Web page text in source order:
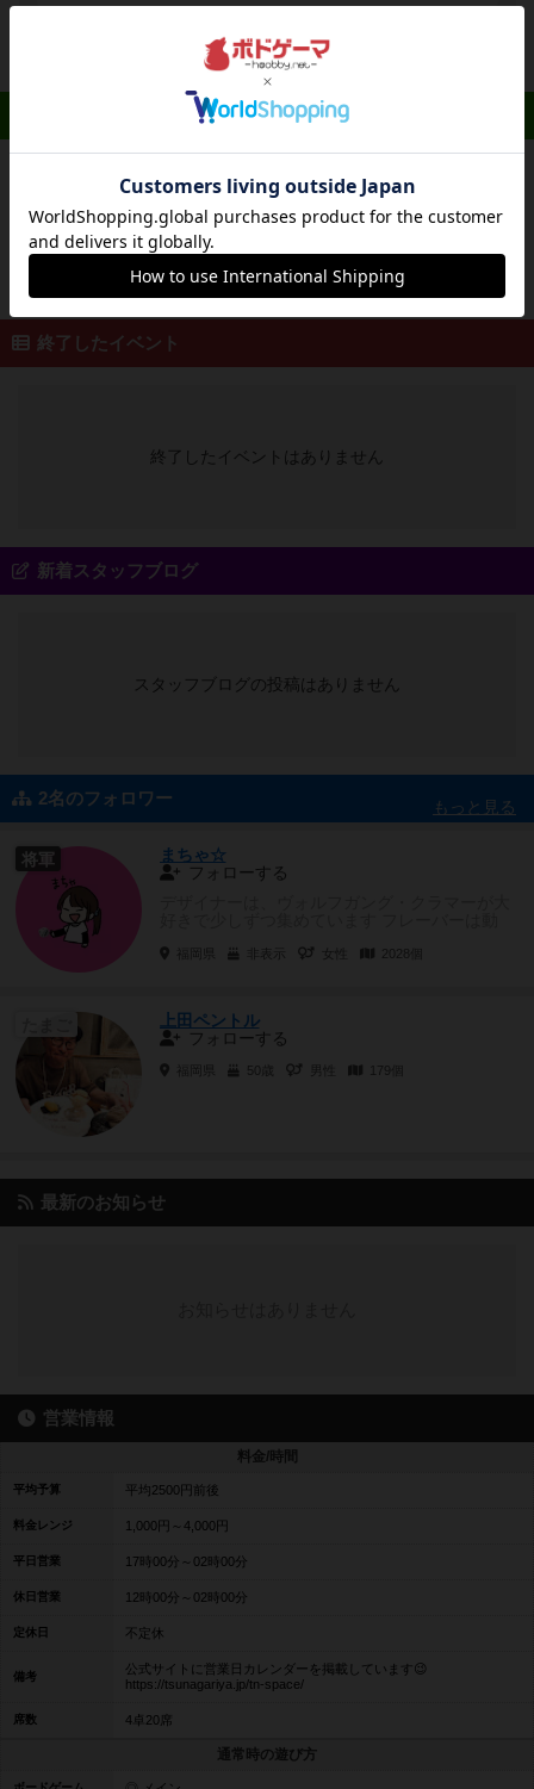
近日開催予定のイベント
開催予定のイベントはありません
終了したイベント
終了したイベントはありません
新着スタッフブログ
スタッフブログの投稿はありません
2名のフォロワー もっと見る
将軍
まちゃ☆
フォローする
非表示 女性
上田ペントル
フォローする
50歳
最新のお知らせ
営業情報
料金/時間
平均予算 平均2500円前後
料金レンジ 1,000円～4,000円
平日営業 17時00分～02時00分
休日営業 12時00分～02時00分
定休日 不定休
備考
公式サイトに営業日カレンダーを掲載しています😉
https://tsunagariya.jp/tn-space/
席数 4卓20席
通常時の遊び方